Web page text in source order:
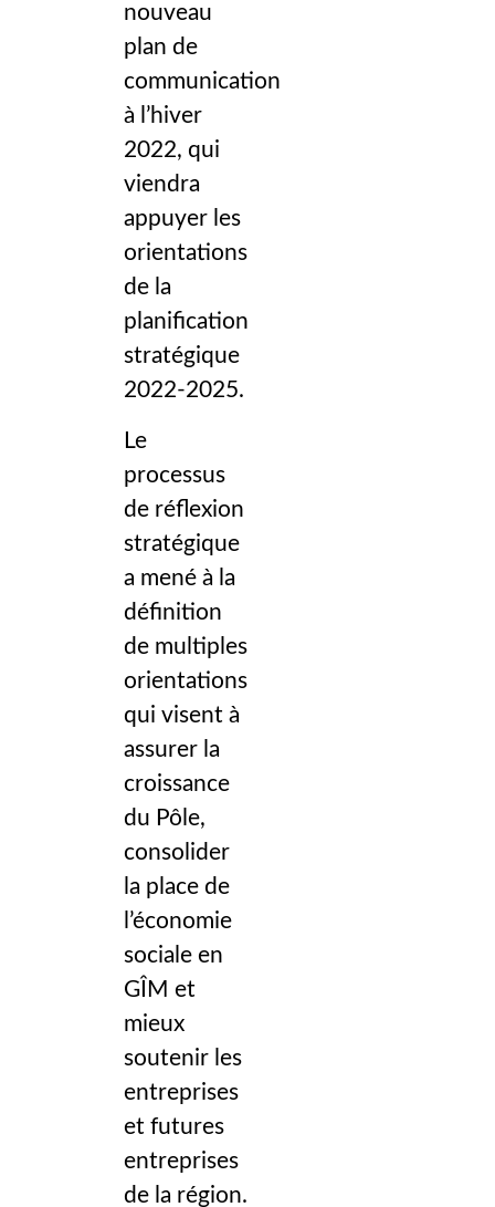
nouveau
plan de
communication
à l’hiver
2022, qui
viendra
appuyer les
orientations
de la
planification
stratégique
2022-2025.
Le
processus
de réflexion
stratégique
a mené à la
définition
de multiples
orientations
qui visent à
assurer la
croissance
du Pôle,
consolider
la place de
l’économie
sociale en
GÎM et
mieux
soutenir les
entreprises
et futures
entreprises
de la région.